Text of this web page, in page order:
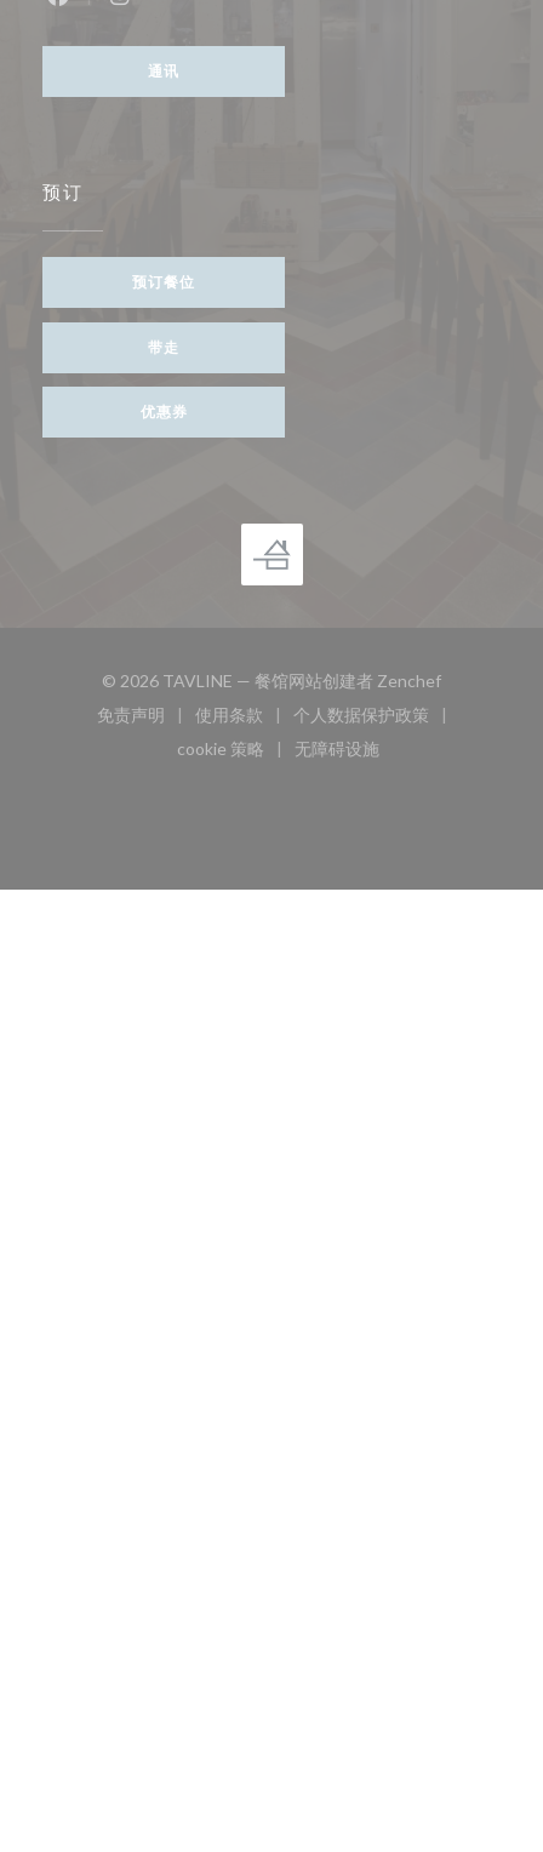
通讯
预订
预订餐位
带走
优惠券
© 2026 TAVLINE — 餐馆网站创建者 Zenchef((在新窗口中
免责声明
((在新窗口中打开))
使用条款
((在新窗口中打开))
个人数据保护政策
((在新窗口中打开))
cookie 策略
((在新窗口中打开))
无障碍设施
((在新窗口中打开))